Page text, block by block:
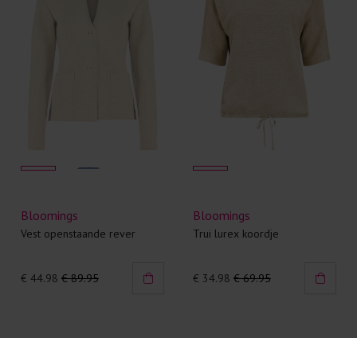
Bloomings
Vest openstaande rever
€ 44.98 € 89.95
Bloomings
Trui lurex koordje
€ 34.98 € 69.95